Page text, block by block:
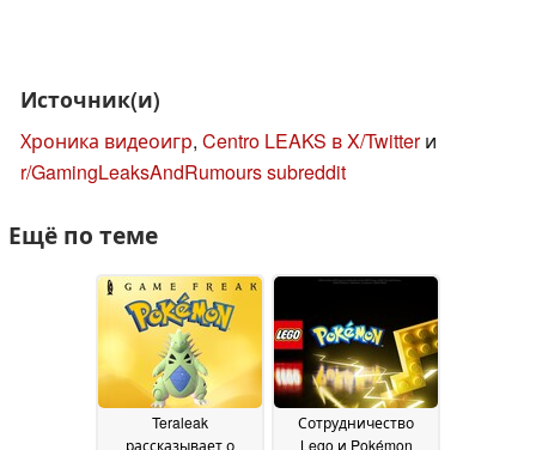
Источник(и)
Хроника видеоигр, Centro LEAKS в X/Twitterи
r/GamingLeaksAndRumours subreddit
Ещё по теме
Teraleak
рассказывает о
Сотрудничество
Lego и Pokémon